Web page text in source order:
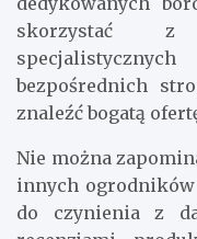
skorzystać z
bezpośrednich
znaleźć bogatą
Nie można
innych
do czynienia z